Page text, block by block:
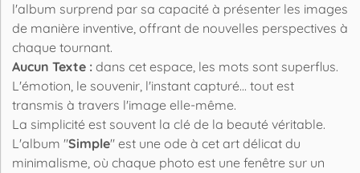
l'album surprend par sa capacité à présenter les images
de manière inventive, offrant de nouvelles perspectives à
chaque tournant.
Aucun Texte : dans cet espace, les mots sont superflus.
L'émotion, le souvenir, l'instant capturé... tout est
transmis à travers l'image elle-même.
La simplicité est souvent la clé de la beauté véritable.
L'album "Simple" est une ode à cet art délicat du
minimalisme, où chaque photo est une fenêtre sur un